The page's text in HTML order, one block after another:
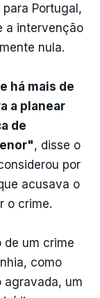
Portugal,
a intervenção
nula.
há mais de
a planear
de
, disse o
por
acusava o
o crime.
de um crime
como
agravada, um